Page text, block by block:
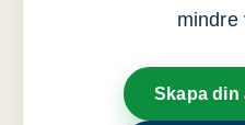
mindre
Skapa din